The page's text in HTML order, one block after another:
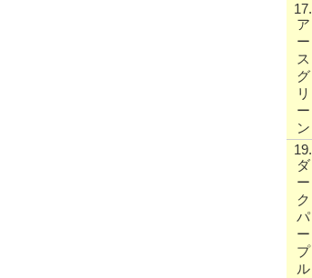
17.
ア
ー
ス
グ
リ
ー
ン
19.
ダ
ー
ク
パ
ー
プ
ル